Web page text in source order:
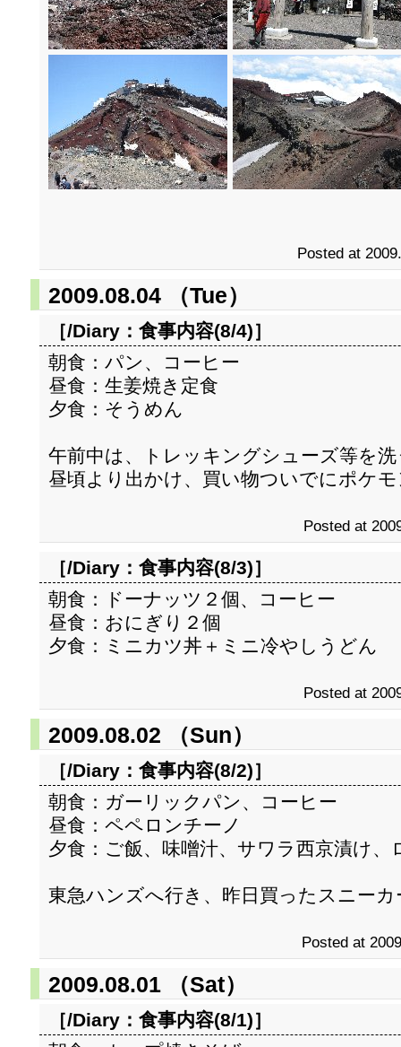
Posted at
2009.08.04 （Tue）
［/Diary： 食事内容(8/4)］
朝食：パン、コーヒー
昼食：生姜焼き定食
夕食：そうめん
午前中は、トレッキングシューズ等を洗
昼頃より出かけ、買い物ついでにポケ
Posted at
［/Diary： 食事内容(8/3)］
朝食：ドーナッツ２個、コーヒー
昼食：おにぎり２個
夕食：ミニカツ丼＋ミニ冷やしうどん
Posted at
2009.08.02 （Sun）
［/Diary： 食事内容(8/2)］
朝食：ガーリックパン、コーヒー
昼食：ペペロンチーノ
夕食：ご飯、味噌汁、サワラ西京漬け
東急ハンズへ行き、昨日買ったスニー
Posted at
2009.08.01 （Sat）
［/Diary： 食事内容(8/1)］